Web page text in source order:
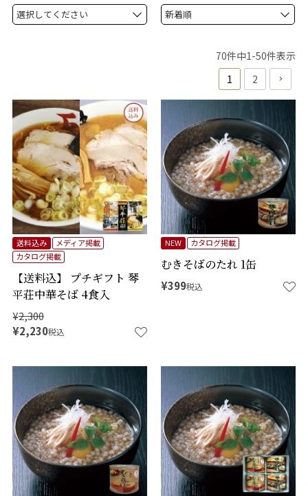
70件中1-50件表示
1
2
【送料込】 プチギフト 琴
平荘中華そば 4食入
送料込み
メディア掲載
カタログ掲載
¥2,300
¥2,230税込
むきそばのたれ 1缶
NEW カタログ掲載
¥399税込